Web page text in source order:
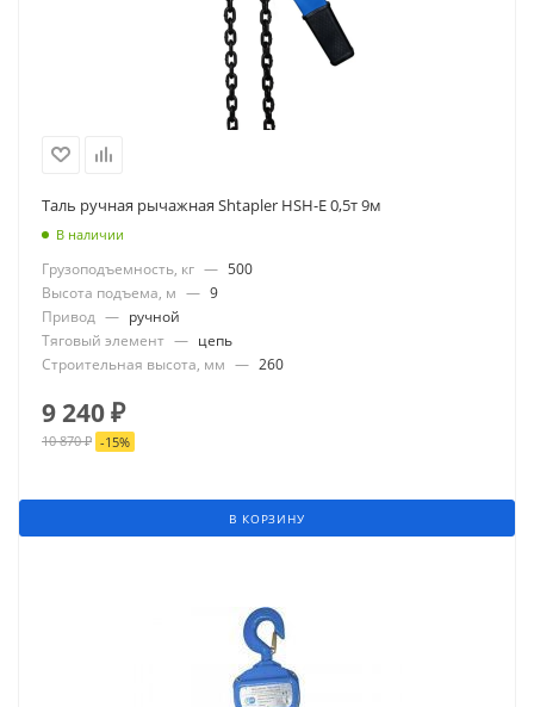
Таль ручная рычажная Shtapler HSH-E 0,5т 9м
В наличии
Грузоподъемность, кг — 500
Высота подъема, м — 9
Привод — ручной
Тяговый элемент — цепь
Строительная высота, мм — 260
9 240₽
10 870₽ -15%
В КОРЗИНУ